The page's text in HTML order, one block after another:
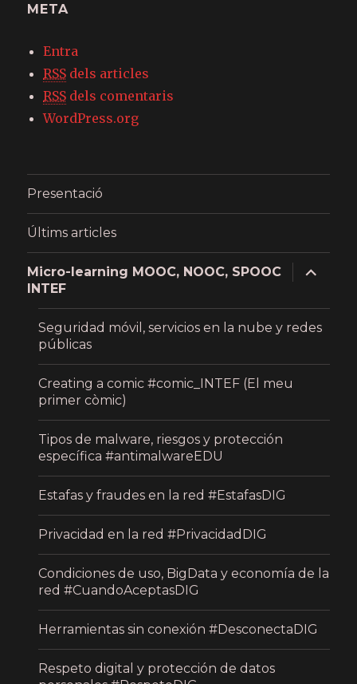
META
Entra
RSS dels articles
RSS dels comentaris
WordPress.org
Presentació
Últims articles
Micro-learning MOOC, NOOC, SPOOC
INTEF
expand
child
Seguridad móvil, servicios en la nube y redes
públicas
Creating a comic #comic_INTEF (El meu
primer còmic)
Tipos de malware, riesgos y protección
específica #antimalwareEDU
Estafas y fraudes en la red #EstafasDIG
Privacidad en la red #PrivacidadDIG
Condiciones de uso, BigData y economía de la
red #CuandoAceptasDIG
Herramientas sin conexión #DesconectaDIG
Respeto digital y protección de datos